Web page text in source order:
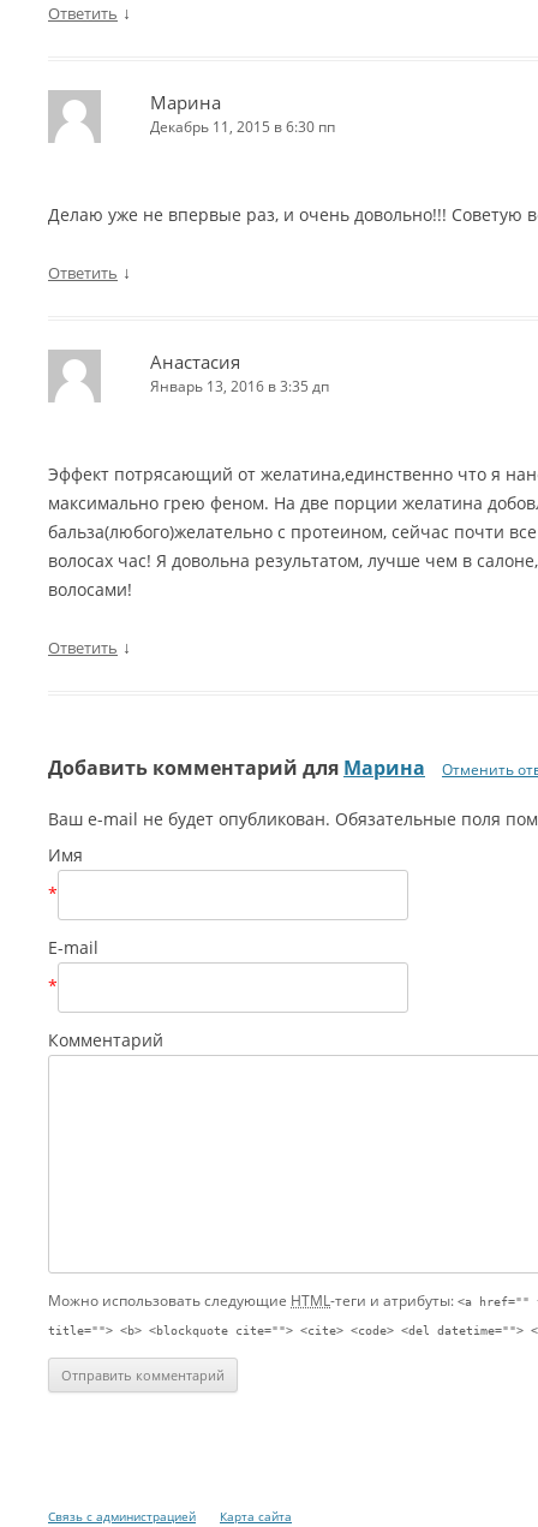
Ответить ↓
Марина
Декабрь 11, 2015 в 6:30 пп
Делаю уже не впервые раз, и очень довольно!!! Советую
Ответить ↓
Анастасия
Январь 13, 2016 в 3:35 дп
Эффект потрясающий от желатина,единственно что я
максимально грею феном. На две порции желатина
бальза(любого)желательно с протеином, сейчас почти
волосах час! Я довольна результатом, лучше чем в
волосами!
Ответить ↓
Добавить комментарий для Марина Отменить
Ваш e-mail не будет опубликован. Обязательные поля
Имя
*
E-mail
*
Комментарий
Можно использовать следующие HTML-теги и атрибуты: <a href=""
title=""> <b> <blockquote cite=""> <cite> <code> <del datetime="">
Связь с администрацией Карта сайта